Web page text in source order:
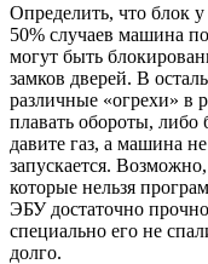
Определить, что блок у
50% случаев машина
могут быть
замков дверей. В
различные «огрехи» в
плавать обороты,
давите газ, а машина
запускается.
которые нельзя
ЭБУ достаточно
специально его не
долго.